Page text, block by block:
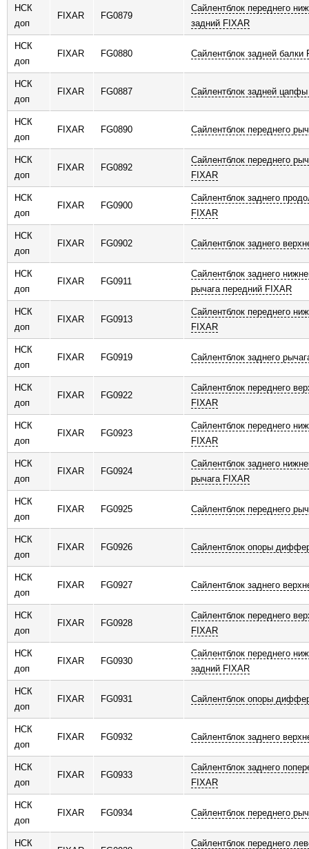
НСК
доп
FIXAR FG0879
Сайлентблок переднего
задний FIXAR
НСК
доп
FIXAR FG0880 Сайлентблок задней балки
НСК
доп
FIXAR FG0887 Сайлентблок задней
НСК
доп
FIXAR FG0890 Сайлентблок переднего
НСК
доп
FIXAR FG0892
Сайлентблок переднего
FIXAR
НСК
доп
FIXAR FG0900
Сайлентблок заднего
FIXAR
НСК
доп
FIXAR FG0902 Сайлентблок заднего
НСК
доп
FIXAR FG0911
Сайлентблок заднего
рычага передний FIXAR
НСК
доп
FIXAR FG0913
Сайлентблок переднего
FIXAR
НСК
доп
FIXAR FG0919 Сайлентблок заднего
НСК
доп
FIXAR FG0922
Сайлентблок переднего
FIXAR
НСК
доп
FIXAR FG0923
Сайлентблок переднего
FIXAR
НСК
доп
FIXAR FG0924
Сайлентблок заднего
рычага FIXAR
НСК
доп
FIXAR FG0925 Сайлентблок переднего
НСК
доп
FIXAR FG0926 Сайлентблок опоры
НСК
доп
FIXAR FG0927 Сайлентблок заднего
НСК
доп
FIXAR FG0928
Сайлентблок переднего
FIXAR
НСК
доп
FIXAR FG0930
Сайлентблок переднего
задний FIXAR
НСК
доп
FIXAR FG0931 Сайлентблок опоры
НСК
доп
FIXAR FG0932 Сайлентблок заднего
НСК
доп
FIXAR FG0933
Сайлентблок заднего
FIXAR
НСК
доп
FIXAR FG0934 Сайлентблок переднего
НСК
Сайлентблок переднего